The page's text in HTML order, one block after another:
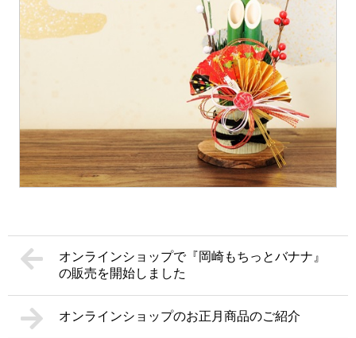
オンラインショップで『岡崎もちっとバナナ』
の販売を開始しました
オンラインショップのお正月商品のご紹介